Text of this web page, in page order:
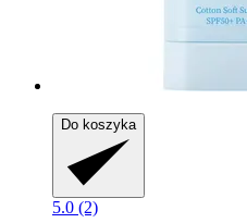
Do koszyka
5.0 (2)